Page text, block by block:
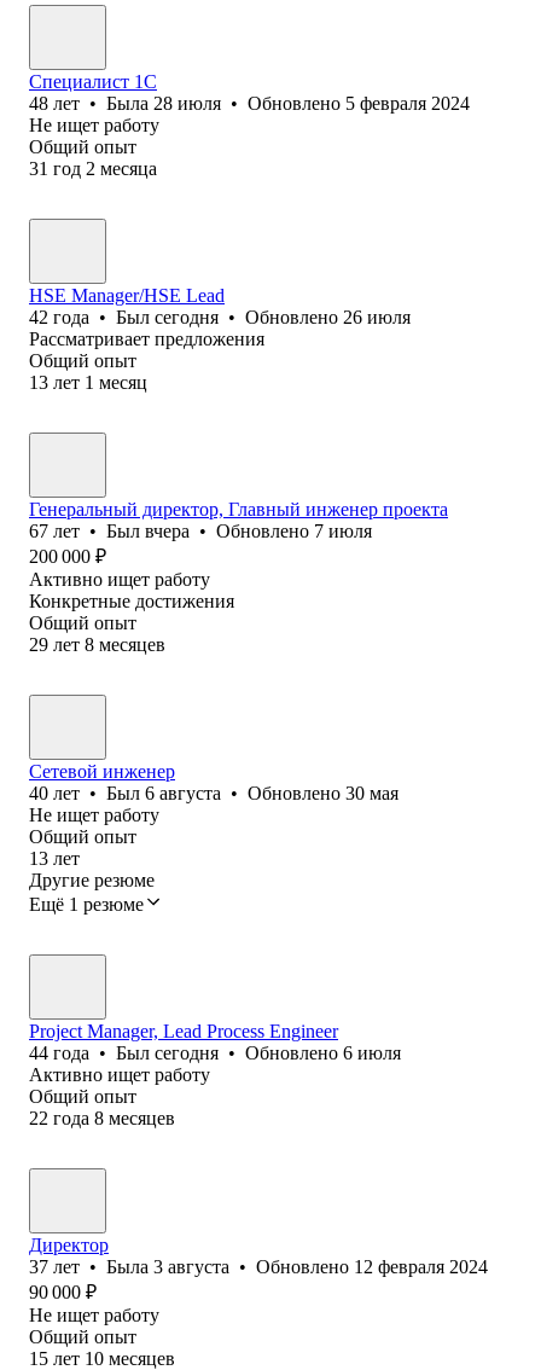
Специалист 1С
48 лет • Была 28 июля • Обновлено 5 февраля 2024
Не ищет работу
Общий опыт
31 год 2 месяца
HSE Manager/HSE Lead
42 года • Был сегодня • Обновлено 26 июля
Рассматривает предложения
Общий опыт
13 лет 1 месяц
Генеральный директор, Главный инженер проекта
67 лет • Был вчера • Обновлено 7 июля
200 000 ₽
Активно ищет работу
Конкретные достижения
Общий опыт
29 лет 8 месяцев
Сетевой инженер
40 лет • Был 6 августа • Обновлено 30 мая
Не ищет работу
Общий опыт
13 лет
Другие резюме
Ещё 1 резюме
Project Manager, Lead Process Engineer
44 года • Был сегодня • Обновлено 6 июля
Активно ищет работу
Общий опыт
22 года 8 месяцев
Директор
37 лет • Была 3 августа • Обновлено 12 февраля 2024
90 000 ₽
Не ищет работу
Общий опыт
15 лет 10 месяцев